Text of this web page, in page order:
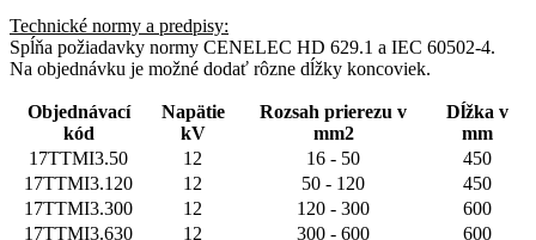
Technické normy a predpisy:
Spĺňa požiadavky normy CENELEC HD 629.1 a IEC 60502-4.
Na objednávku je možné dodať rôzne dĺžky koncoviek.
Objednávací
kód
Napätie
kV
Rozsah prierezu v
mm2
Dĺžka v
mm
17TTMI3.50
12 16 - 50
450
17TTMI3.120
12 50 - 120
450
17TTMI3.300
12 120 - 300
600
17TTMI3.630
12 300 - 600
600